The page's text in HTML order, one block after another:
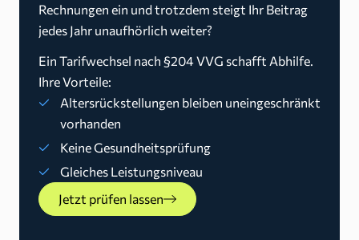
Rechnungen ein und trotzdem steigt Ihr Beitrag
jedes Jahr unaufhörlich weiter?
Ein Tarifwechsel nach §204 VVG schafft Abhilfe.
Ihre Vorteile:
Altersrückstellungen bleiben uneingeschränkt
vorhanden
Keine Gesundheitsprüfung
Gleiches Leistungsniveau
Jetzt prüfen lassen